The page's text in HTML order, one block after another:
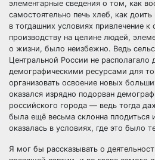
элементарные сведения о том, как
самостоятельно печь хлеб, как
в тогдашних условиях привлечение к
производству на целине людей,
о жизни, было неизбежно. Ведь
Центральной России не располагало
демографическими ресурсами для
организовать освоение новых
оказался изрядно подорван
российского города — ведь тогда
была ещё весьма склонна плодиться
оказалась в условиях, где это было
Я мог бы рассказывать о